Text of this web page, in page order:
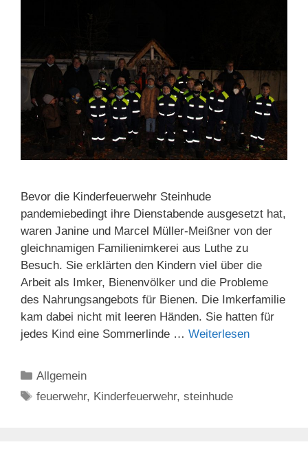
Bevor die Kinderfeuerwehr Steinhude
pandemiebedingt ihre Dienstabende ausgesetzt hat,
waren Janine und Marcel Müller-Meißner von der
gleichnamigen Familienimkerei aus Luthe zu
Besuch. Sie erklärten den Kindern viel über die
Arbeit als Imker, Bienenvölker und die Probleme
des Nahrungsangebots für Bienen. Die Imkerfamilie
kam dabei nicht mit leeren Händen. Sie hatten für
jedes Kind eine Sommerlinde … Weiterlesen
Kategorien
Allgemein
Schlagwörter
feuerwehr, Kinderfeuerwehr,steinhude